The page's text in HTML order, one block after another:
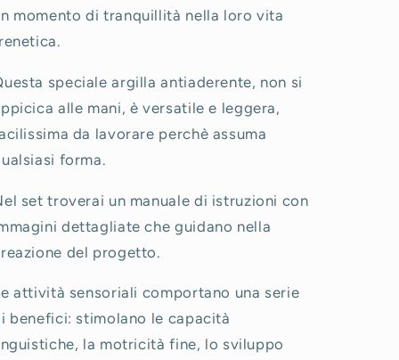
momento di tranquillità nella loro vita
speciale argilla antiaderente, non si
alle mani, è versatile e leggera,
da lavorare perchè assuma
forma.
set troverai un manuale di istruzioni con
dettagliate che guidano nella
del progetto.
attività sensoriali comportano una serie
benefici: stimolano le capacità
la motricità fine, lo sviluppo